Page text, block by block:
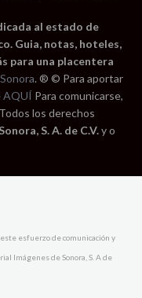
al estado de
Guia, notas, hoteles,
para una placentera
. ® © Para aportar
AQUÍ Para comunicarse,
los derechos
S. A. de C.V.y o
esfuerzo de comunicación y
Imágenes de Sonora, S. A de